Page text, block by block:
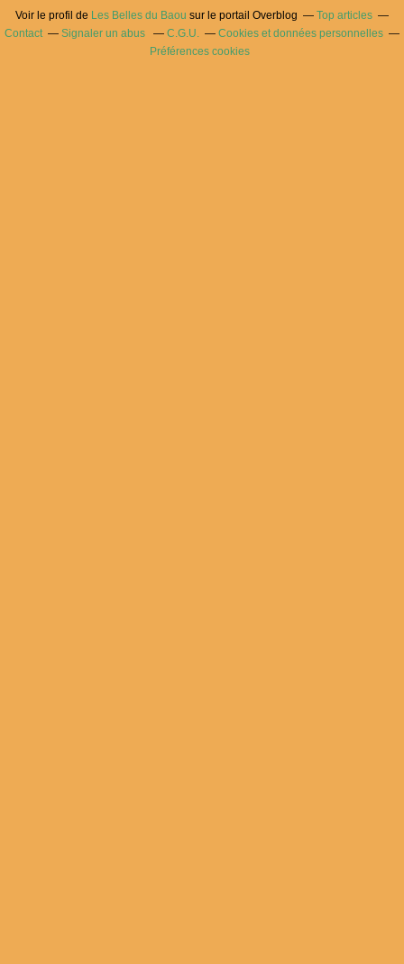
Voir le profil de Les Belles du Baou sur le portail Overblog
Top articles
Contact
Signaler un abus C.G.U.
Cookies et données personnelles
Préférences cookies